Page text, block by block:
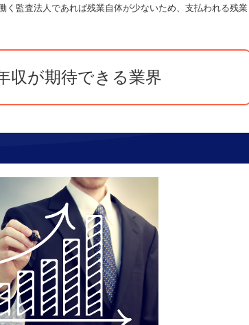
く監査法人であれば残業自体が少ないため、支払われる残業
収が期待できる業界